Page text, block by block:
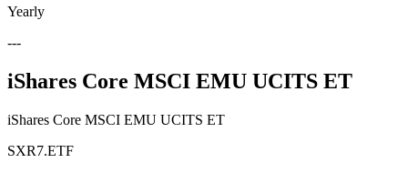
Yearly
---
iShares Core MSCI EMU UCITS ET
iShares Core MSCI EMU UCITS ET
SXR7.ETF